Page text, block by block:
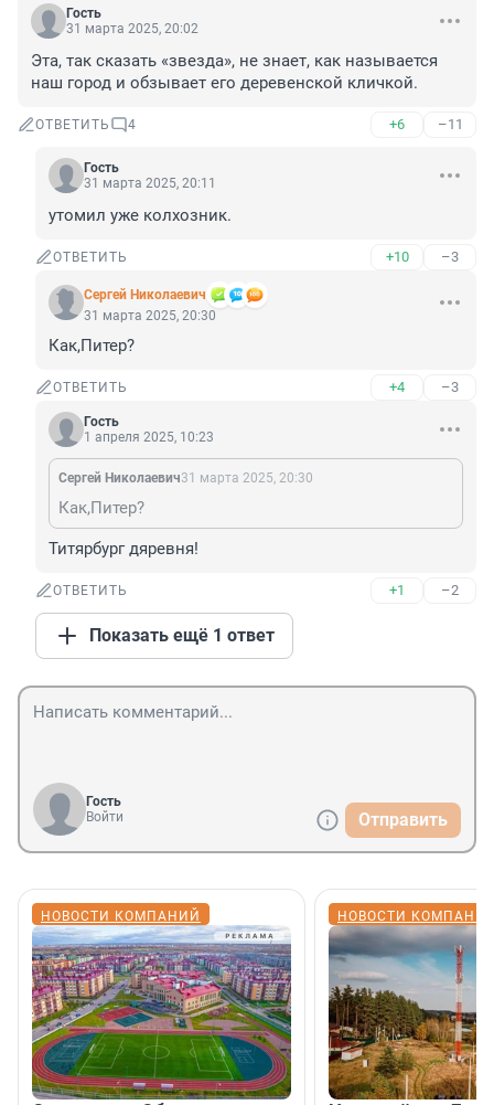
Гость
31 марта 2025, 20:02
Эта, так сказать «звезда», не знает, как называется
наш город и обзывает его деревенской кличкой.
ОТВЕТИТЬ 4 +6 –11
Гость
31 марта 2025, 20:11
утомил уже колхозник.
ОТВЕТИТЬ +10 –3
Cepгeй Николаевич
31 марта 2025, 20:30
Как,Питер?
ОТВЕТИТЬ +4 –3
Гость
1 апреля 2025, 10:23
Cepгeй Николаевич31 марта 2025, 20:30
Как,Питер?
Титярбург дяревня!
ОТВЕТИТЬ +1 –2
Показать ещё 1 ответ
Гость
Войти
Отправить
НОВОСТИ КОМПАНИЙ НОВОСТИ